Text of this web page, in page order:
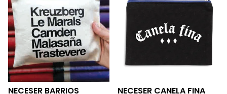
NECESER BARRIOS NECESER CANELA FINA